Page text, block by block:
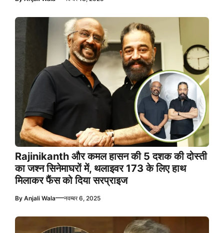
Rajinikanth और कमल हासन की 5 दशक की दोस्ती
का जश्न सिनेमाघरों में, थलाइवर 173 के लिए हाथ
मिलाकर फैंस को दिया सरप्राइज
By Anjali Wala—नवम्बर 6, 2025